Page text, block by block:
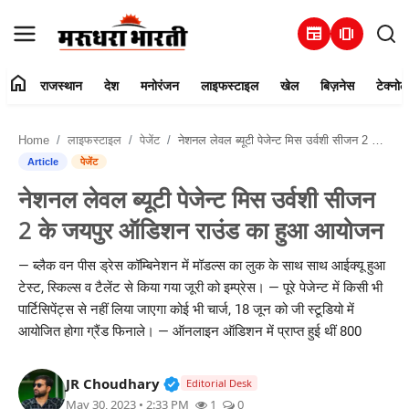
newspaper amp_stories
संपर्क करें
राजस्थान
मनोरंजन
लाइफस्टाइल
खेल
home राजस्थान देश मनोरंजन लाइफस्टाइल खेल बिज़नेस
Home लाइफस्टाइल पेजेंट नेशनल लेवल ब्यूटी पेजेन्ट मिस उर्वशी सीजन 2 के जयपुर ऑडिशन राउंड का हुआ आयोजन
Article पेजेंट
नेशनल लेवल ब्यूटी पेजेन्ट मिस उर्वशी सीजन
2 के जयपुर ऑडिशन राउंड का हुआ आयोजन
— ब्लैक वन पीस ड्रेस कॉम्बिनेशन में मॉडल्स का लुक के साथ साथ आईक्यू हुआ
टेस्ट, स्किल्स व टैलेंट से किया गया जूरी को इम्प्रेस। — पूरे पेजेन्ट में किसी भी
पार्टिसिपेंट्स से नहीं लिया जाएगा कोई भी चार्ज, 18 जून को जी स्टूडियो में
आयोजित होगा ग्रैंड फिनाले। — ऑनलाइन ऑडिशन में प्राप्त हुई थीं 800
JR Choudhary Verified Public Figure • 30 Mar,
Editorial Desk
May 30, 2023 • 2:33 PM 1 0